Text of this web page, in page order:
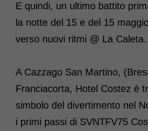
E quindi, un ultimo battito
la notte del 15 e del 15
verso nuovi ritmi @ La Caleta.
A Cazzago San Martino,
Franciacorta, Hotel Costez è
simbolo del divertimento nel
i primi passi di SVNTFV75